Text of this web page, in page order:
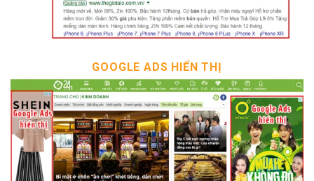
GOOGLE ADS HIỂN THỊ